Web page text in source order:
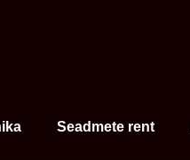
Seadmete rent